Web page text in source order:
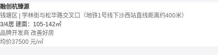
融创杭臻源
钱塘区 | 学林街与松华路交叉口（地铁1号线下沙西站直线距离约400米）
3/4居 建面：105-142㎡
品牌开发商 改善好房
均价37500 元/㎡